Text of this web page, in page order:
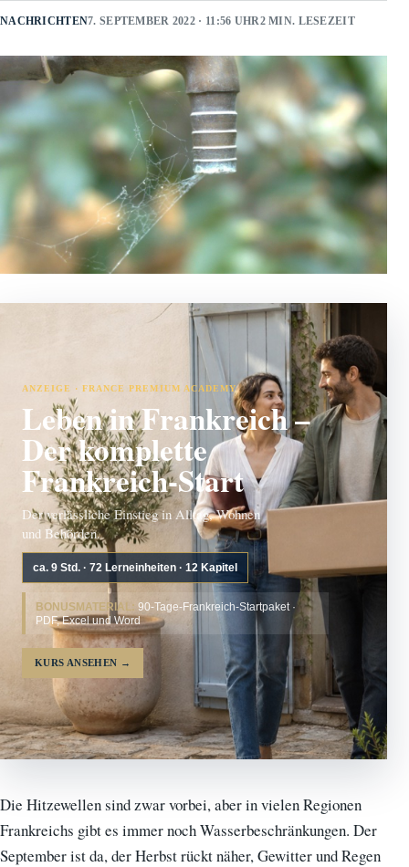
NACHRICHTEN7. SEPTEMBER 2022 · 11:56 UHR2 MIN. LESEZEIT
ANZEIGE · FRANCE PREMIUM ACADEMY
Leben in Frankreich –
Der komplette
Frankreich-Start
Der verlässliche Einstieg in Alltag, Wohnen
und Behörden.
ca. 9 Std. · 72 Lerneinheiten · 12 Kapitel
BONUSMATERIAL: 90-Tage-Frankreich-Startpaket ·
PDF, Excel und Word
KURS ANSEHEN →
Die Hitzewellen sind zwar vorbei, aber in vielen Regionen
Frankreichs gibt es immer noch Wasserbeschränkungen. Der
September ist da, der Herbst rückt näher, Gewitter und Regen